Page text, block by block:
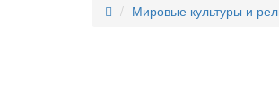
Мировые культуры и